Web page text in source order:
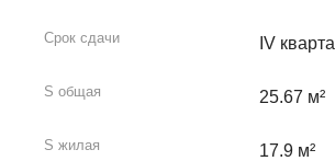
Срок сдачи IV
S общая 25.67 м²
S жилая 17.9 м²